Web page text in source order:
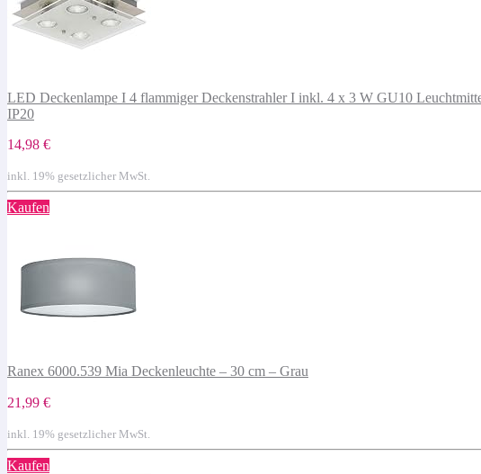
LED Deckenlampe I 4 flammiger Deckenstrahler I inkl. 4 x 3 W GU10
IP20
14,98 €
inkl. 19% gesetzlicher MwSt.
Kaufen
Ranex 6000.539 Mia Deckenleuchte – 30 cm – Grau
21,99 €
inkl. 19% gesetzlicher MwSt.
Kaufen